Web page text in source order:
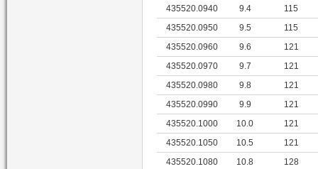
435520.0940
9.4
115
435520.0950
9.5
115
435520.0960
9.6
121
435520.0970
9.7
121
435520.0980
9.8
121
435520.0990
9.9
121
435520.1000
10.0
121
435520.1050
10.5
121
435520.1080
10.8
128